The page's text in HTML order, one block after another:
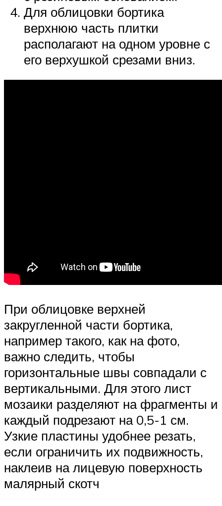
Для облицовки бортика
верхнюю часть плитки
располагают на одном уровне с
его верхушкой срезами вниз.
При облицовке верхней
закругленной части бортика,
например такого, как на фото,
важно следить, чтобы
горизонтальные швы совпадали с
вертикальными. Для этого лист
мозаики разделяют на фрагменты и
каждый подрезают на 0,5-1 см.
Узкие пластины удобнее резать,
если ограничить их подвижность,
наклеив на лицевую поверхность
малярный скотч